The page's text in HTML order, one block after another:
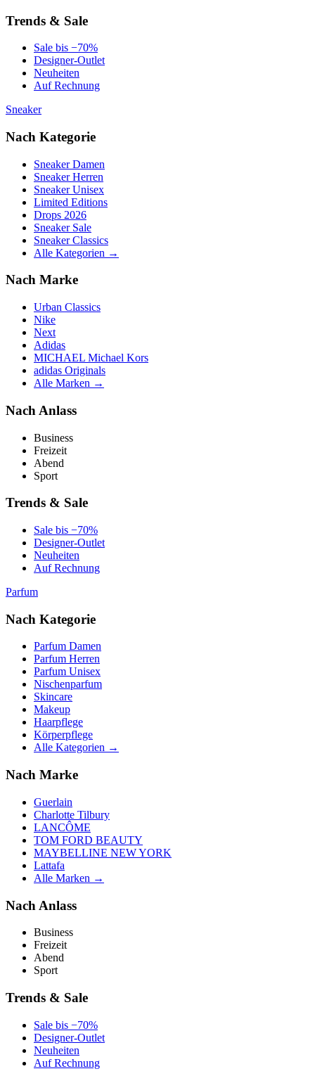
Trends & Sale
Sale bis −70%
Designer-Outlet
Neuheiten
Auf Rechnung
Sneaker
Nach Kategorie
Sneaker Damen
Sneaker Herren
Sneaker Unisex
Limited Editions
Drops 2026
Sneaker Sale
Sneaker Classics
Alle Kategorien →
Nach Marke
Urban Classics
Nike
Next
Adidas
MICHAEL Michael Kors
adidas Originals
Alle Marken →
Nach Anlass
Business
Freizeit
Abend
Sport
Trends & Sale
Sale bis −70%
Designer-Outlet
Neuheiten
Auf Rechnung
Parfum
Nach Kategorie
Parfum Damen
Parfum Herren
Parfum Unisex
Nischenparfum
Skincare
Makeup
Haarpflege
Körperpflege
Alle Kategorien →
Nach Marke
Guerlain
Charlotte Tilbury
LANCÔME
TOM FORD BEAUTY
MAYBELLINE NEW YORK
Lattafa
Alle Marken →
Nach Anlass
Business
Freizeit
Abend
Sport
Trends & Sale
Sale bis −70%
Designer-Outlet
Neuheiten
Auf Rechnung